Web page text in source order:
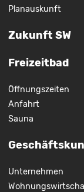
Planauskunft
Zukunft SW
Freizeitbad
Öffnungszeiten
Anfahrt
Sauna
Unternehmen